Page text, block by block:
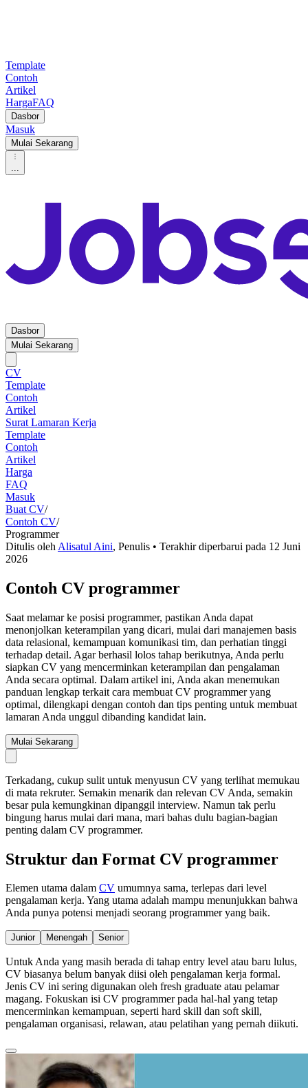
Template
Contoh
Artikel
HargaFAQ
Dasbor
Masuk
Mulai Sekarang
...
Dasbor
Mulai Sekarang
CV
Template
Contoh
Artikel
Surat Lamaran Kerja
Template
Contoh
Artikel
Harga
FAQ
Masuk
Buat CV/
Contoh CV/
Programmer
Ditulis oleh Alisatul Aini, Penulis • Terakhir diperbarui pada 12 Juni
2026
Contoh CV programmer
Saat melamar ke posisi programmer, pastikan Anda dapat
menonjolkan keterampilan yang dicari, mulai dari manajemen basis
data relasional, kemampuan komunikasi tim, dan perhatian tinggi
terhadap detail. Agar berhasil lolos tahap berikutnya, Anda perlu
siapkan CV yang mencerminkan keterampilan dan pengalaman
Anda secara optimal. Dalam artikel ini, Anda akan menemukan
panduan lengkap terkait cara membuat CV programmer yang
optimal, dilengkapi dengan contoh dan tips penting untuk membuat
lamaran Anda unggul dibanding kandidat lain.
Mulai Sekarang
Terkadang, cukup sulit untuk menyusun CV yang terlihat memukau
di mata rekruter. Semakin menarik dan relevan CV Anda, semakin
besar pula kemungkinan dipanggil interview. Namun tak perlu
bingung harus mulai dari mana, mari bahas dulu bagian-bagian
penting dalam CV programmer.
Struktur dan Format CV programmer
Elemen utama dalam CV umumnya sama, terlepas dari level
pengalaman kerja. Yang utama adalah mampu menunjukkan bahwa
Anda punya potensi menjadi seorang programmer yang baik.
Junior Menengah Senior
Untuk Anda yang masih berada di tahap entry level atau baru lulus,
CV biasanya belum banyak diisi oleh pengalaman kerja formal.
Jenis CV ini sering digunakan oleh fresh graduate atau pelamar
magang. Fokuskan isi CV programmer pada hal-hal yang tetap
mencerminkan kemampuan, seperti hard skill dan soft skill,
pengalaman organisasi, relawan, atau pelatihan yang pernah diikuti.